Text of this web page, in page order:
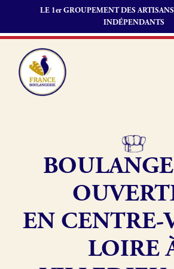
LE 1er GROUPEMENT DES
INDÉPENDANTS
Je suis
Je découvre
Boulangerie
Offres
Fonds de
EN CENTRE-
LOIRE